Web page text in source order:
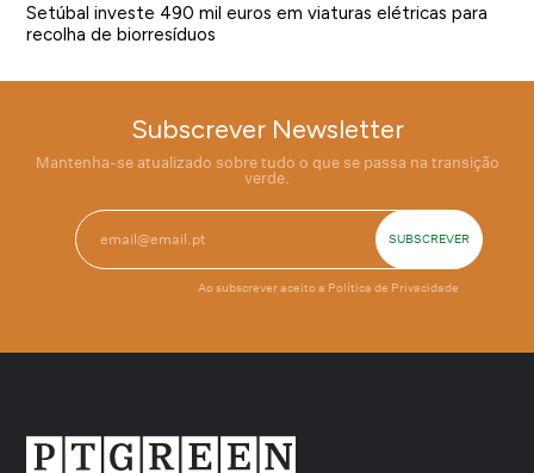
Setúbal investe 490 mil euros em viaturas elétricas para
recolha de biorresíduos
Subscrever Newsletter
Mantenha-se atualizado sobre tudo o que se passa na transição
verde.
Ao subscrever aceito a Política de Privacidade